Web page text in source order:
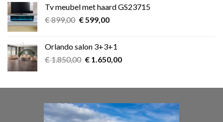
€ 39,00.€ 25,00.
Tv meubel met haard GS23715
€899,00 Oorspronkelijke
€ 899,00.
€599,00Huidige
€ 599,00.
Orlando salon 3+3+1
€1.850,00 Oorspronkelijke
€ 1.850,00.
€1.650,00Huidige
€ 1.650,00.